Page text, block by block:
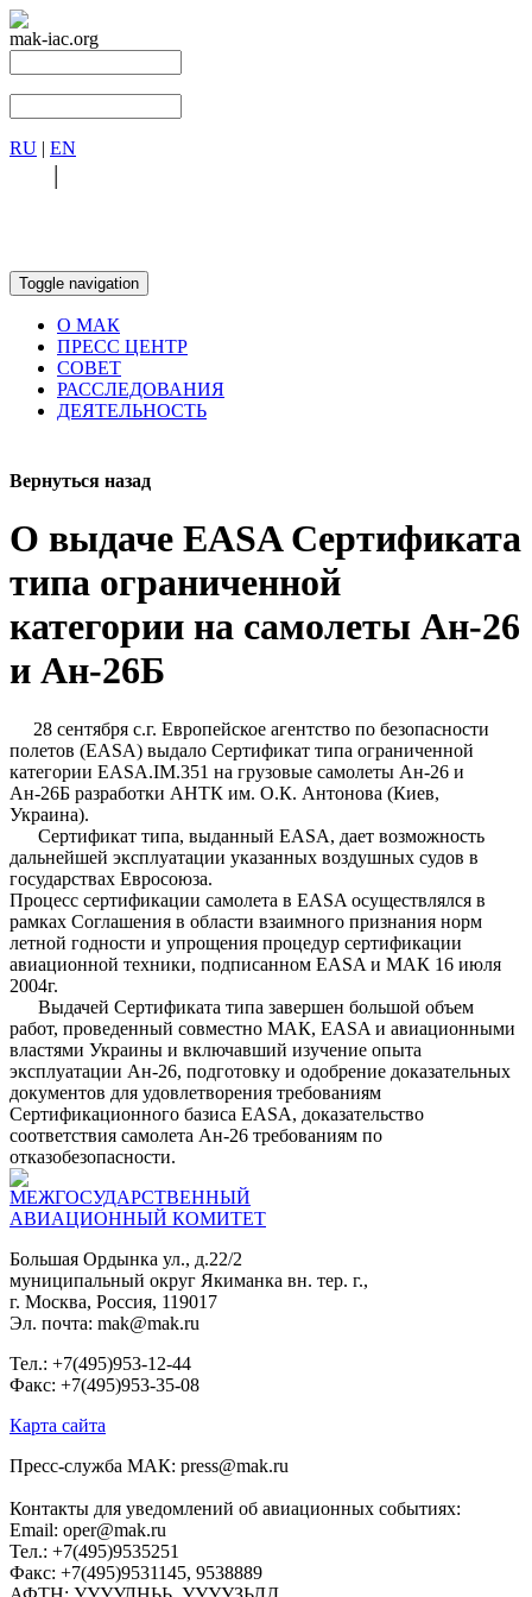
mak-iac.org
RU | EN
|
Toggle navigation
О МАК
ПРЕСС ЦЕНТР
СОВЕТ
РАССЛЕДОВАНИЯ
ДЕЯТЕЛЬНОСТЬ
Вернуться назад
О выдаче EASA Сертификата
типа ограниченной
категории на самолеты Ан-26
и Ан-26Б
28 сентября с.г. Европейское агентство по безопасности
полетов (EASA) выдало Сертификат типа ограниченной
категории EASA.IM.351 на грузовые самолеты Ан-26 и
Ан-26Б разработки АНТК им. О.К. Антонова (Киев,
Украина).
Сертификат типа, выданный EASA, дает возможность
дальнейшей эксплуатации указанных воздушных судов в
государствах Евросоюза.
Процесс сертификации самолета в EASA осуществлялся в
рамках Соглашения в области взаимного признания норм
летной годности и упрощения процедур сертификации
авиационной техники, подписанном EASA и МАК 16 июля
2004г.
Выдачей Сертификата типа завершен большой объем
работ, проведенный совместно МАК, EASA и авиационными
властями Украины и включавший изучение опыта
эксплуатации Ан-26, подготовку и одобрение доказательных
документов для удовлетворения требованиям
Сертификационного базиса EASA, доказательство
соответствия самолета Ан-26 требованиям по
отказобезопасности.
МЕЖГОСУДАРСТВЕННЫЙ
АВИАЦИОННЫЙ КОМИТЕТ
Большая Ордынка ул., д.22/2
муниципальный округ Якиманка вн. тер. г.,
г. Москва, Россия, 119017
Эл. почта: mak@mak.ru
Тел.: +7(495)953-12-44
Факс: +7(495)953-35-08
Карта сайта
Пресс-служба МАК: press@mak.ru
Контакты для уведомлений об авиационных событиях:
Email: oper@mak.ru
Тел.: +7(495)9535251
Факс: +7(495)9531145, 9538889